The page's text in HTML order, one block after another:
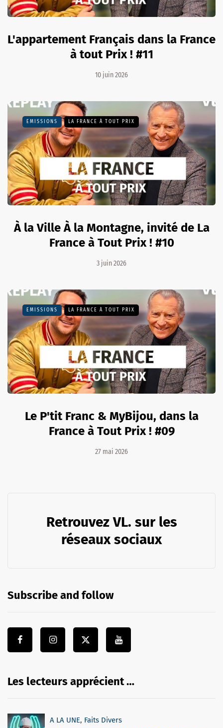
L'appartement Français dans la France
à tout Prix ! #11
10 juin 2026
EMISSIONS LA FRANCE À TOUT PRIX
À la Ville À la Montagne, invité de La
France à Tout Prix ! #10
3 juin 2026
EMISSIONS LA FRANCE À TOUT PRIX
Le P'tit Franc & MyBijou, dans la
France à Tout Prix ! #09
27 mai 2026
Retrouvez VL. sur les
réseaux sociaux
Subscribe and follow
Les lecteurs apprécient …
A LA UNE, Faits Divers